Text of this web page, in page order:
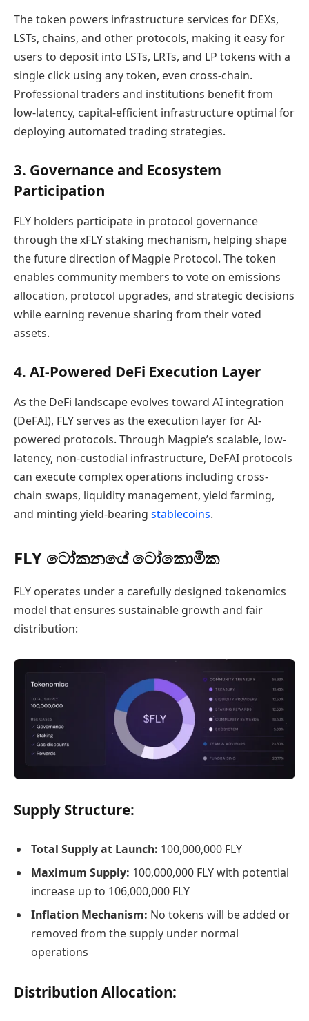
The token powers infrastructure services for DEXs,
LSTs, chains, and other protocols, making it easy for
users to deposit into LSTs, LRTs, and LP tokens with a
single click using any token, even cross-chain.
Professional traders and institutions benefit from
low-latency, capital-efficient infrastructure optimal for
deploying automated trading strategies.
3. Governance and Ecosystem
Participation
FLY holders participate in protocol governance
through the xFLY staking mechanism, helping shape
the future direction of Magpie Protocol. The token
enables community members to vote on emissions
allocation, protocol upgrades, and strategic decisions
while earning revenue sharing from their voted
assets.
4. AI-Powered DeFi Execution Layer
As the DeFi landscape evolves toward AI integration
(DeFAI), FLY serves as the execution layer for AI-
powered protocols. Through Magpie’s scalable, low-
latency, non-custodial infrastructure, DeFAI protocols
can execute complex operations including cross-
chain swaps, liquidity management, yield farming,
and minting yield-bearing stablecoins.
FLY ටෝකනයේ ටෝකොමික
FLY operates under a carefully designed tokenomics
model that ensures sustainable growth and fair
distribution:
Supply Structure:
Total Supply at Launch: 100,000,000 FLY
Maximum Supply: 100,000,000 FLY with potential
increase up to 106,000,000 FLY
Inflation Mechanism: No tokens will be added or
removed from the supply under normal
operations
Distribution Allocation: